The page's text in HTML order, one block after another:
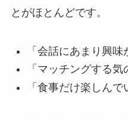
とがほとんどです。
「会話にあまり興味
「マッチングする気
「食事だけ楽しんで